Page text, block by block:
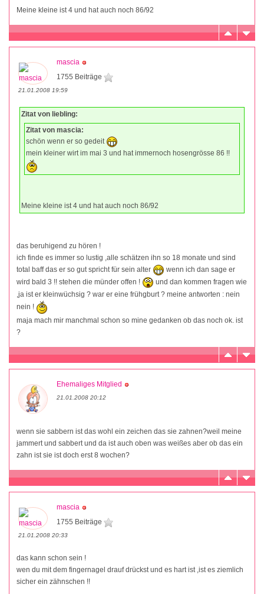
Meine kleine ist 4 und hat auch noch 86/92
mascia
1755 Beiträge
21.01.2008 19:59
Zitat von liebling:
Zitat von mascia:
schön wenn er so gedeit
mein kleiner wirt im mai 3 und hat immernoch hosengrösse 86 !!
Meine kleine ist 4 und hat auch noch 86/92
das beruhigend zu hören !
ich finde es immer so lustig ,alle schätzen ihn so 18 monate und sind
total baff das er so gut spricht für sein alter
wenn ich dan sage er
wird bald 3 !! stehen die münder offen !
und dan kommen fragen wie
,ja ist er kleinwüchsig ? war er eine frühgburt ? meine antworten : nein
nein !
maja mach mir manchmal schon so mine gedanken ob das noch ok. ist
?
Ehemaliges Mitglied
21.01.2008 20:12
wenn sie sabbern ist das wohl ein zeichen das sie zahnen?weil meine
jammert und sabbert und da ist auch oben was weißes aber ob das ein
zahn ist sie ist doch erst 8 wochen?
mascia
1755 Beiträge
21.01.2008 20:33
das kann schon sein !
wen du mit dem fingernagel drauf drückst und es hart ist ,ist es ziemlich
sicher ein zähnschen !!